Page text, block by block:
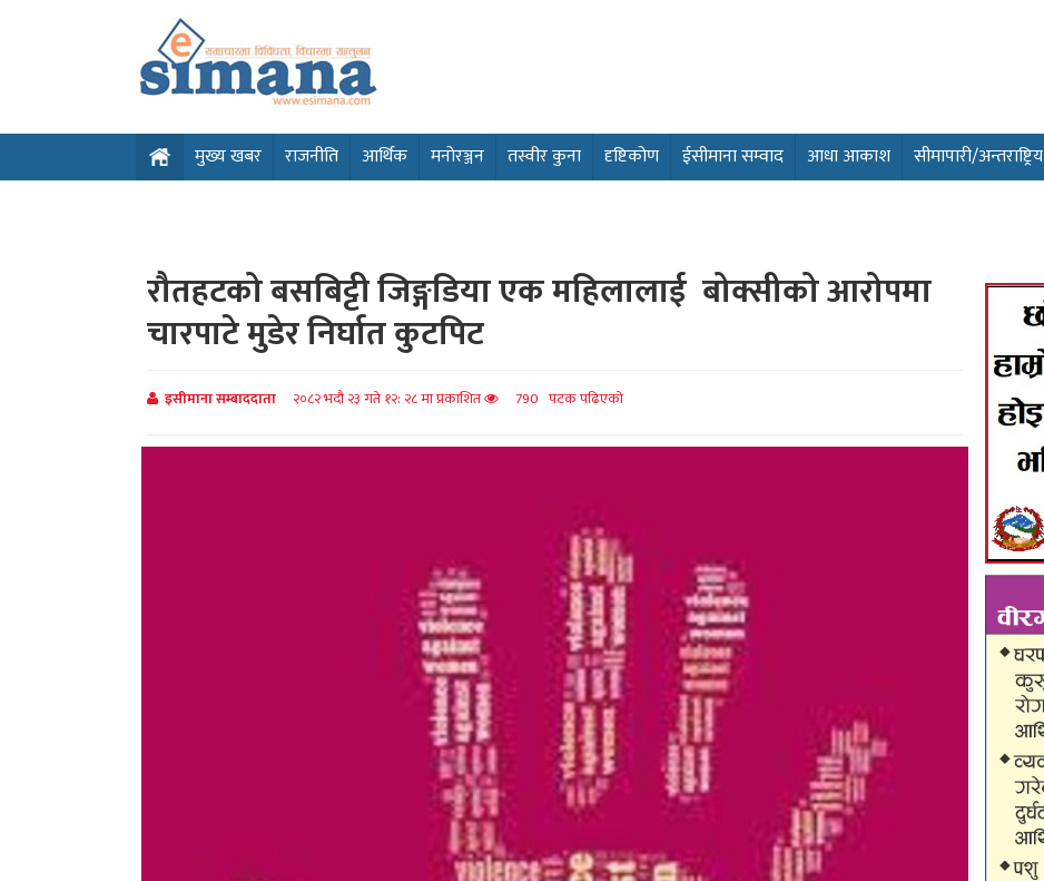
मुख्य खबर राजनीति आर्थिक मनोरञ्जन तस्वीर कुना दृष्टिकोण ईसीमाना सम्वाद आधा आकाश सीमापारी/अन्तराष्ट्रिय
रौतहटको बसबिट्टी जिङ्गडिया एक महिलालाई बोक्सीको आरोपमा
चारपाटे मुडेर निर्घात कुटपिट
इसीमाना सम्बाददाता २०८२ भदौ २३ गते १२: २८ मा प्रकाशित 790 पटक पढिएको